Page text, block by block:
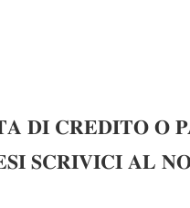
𝐃𝐈 𝐂𝐑𝐄𝐃𝐈𝐓𝐎 𝐎
𝐒𝐂𝐑𝐈𝐕𝐈𝐂𝐈 𝐀𝐋